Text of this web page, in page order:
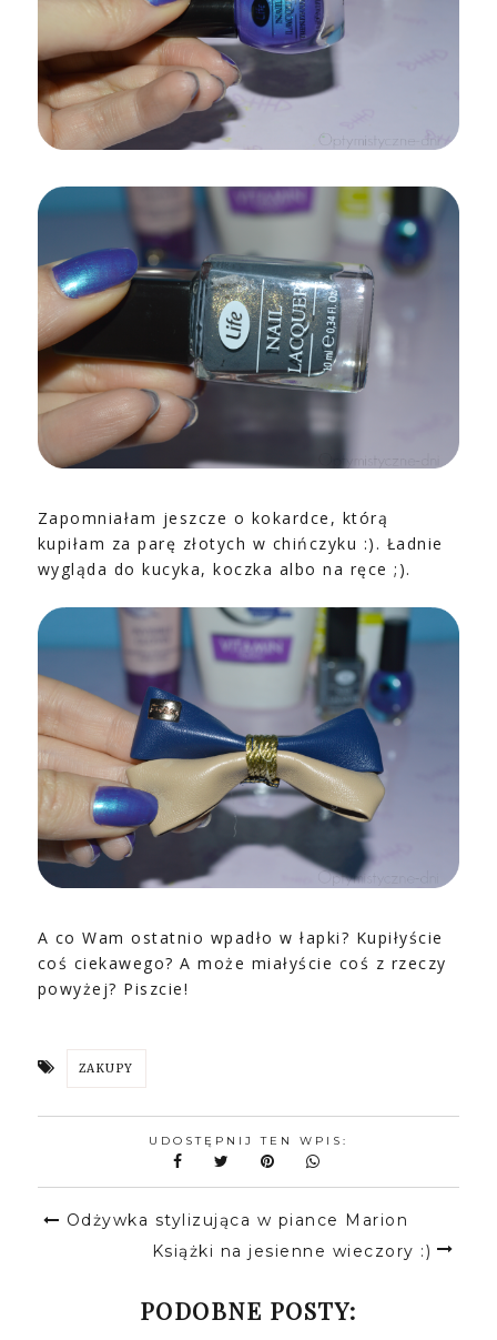
Zapomniałam jeszcze o kokardce, którą
kupiłam za parę złotych w chińczyku :). Ładnie
wygląda do kucyka, koczka albo na ręce ;).
A co Wam ostatnio wpadło w łapki? Kupiłyście
coś ciekawego? A może miałyście coś z rzeczy
powyżej? Piszcie!
ZAKUPY
UDOSTĘPNIJ TEN WPIS:
Odżywka stylizująca w piance Marion
Książki na jesienne wieczory :)
PODOBNE POSTY: